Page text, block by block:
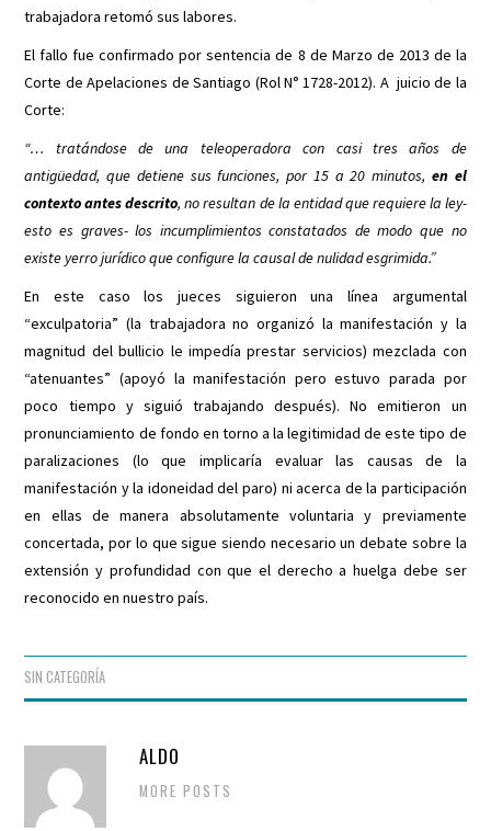
trabajadora retomó sus labores.
El fallo fue confirmado por sentencia de 8 de Marzo de 2013 de la
Corte de Apelaciones de Santiago (Rol N° 1728-2012). A juicio de la
Corte:
“… tratándose de una teleoperadora con casi tres años de
antigüedad, que detiene sus funciones, por 15 a 20 minutos, en el
contexto antes descrito, no resultan de la entidad que requiere la ley-
esto es graves- los incumplimientos constatados de modo que no
existe yerro jurídico que configure la causal de nulidad esgrimida.”
En este caso los jueces siguieron una línea argumental
“exculpatoria” (la trabajadora no organizó la manifestación y la
magnitud del bullicio le impedía prestar servicios) mezclada con
“atenuantes” (apoyó la manifestación pero estuvo parada por
poco tiempo y siguió trabajando después). No emitieron un
pronunciamiento de fondo en torno a la legitimidad de este tipo de
paralizaciones (lo que implicaría evaluar las causas de la
manifestación y la idoneidad del paro) ni acerca de la participación
en ellas de manera absolutamente voluntaria y previamente
concertada, por lo que sigue siendo necesario un debate sobre la
extensión y profundidad con que el derecho a huelga debe ser
reconocido en nuestro país.
SIN CATEGORÍA
ALDO
MORE POSTS